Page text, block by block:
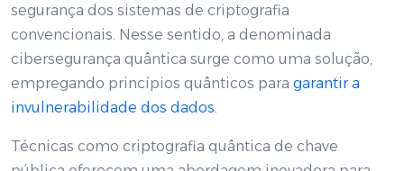
segurança dos sistemas de criptografia
convencionais. Nesse sentido, a denominada
cibersegurança quântica surge como uma solução,
empregando princípios quânticos para garantir a
invulnerabilidade dos dados.
Técnicas como criptografia quântica de chave